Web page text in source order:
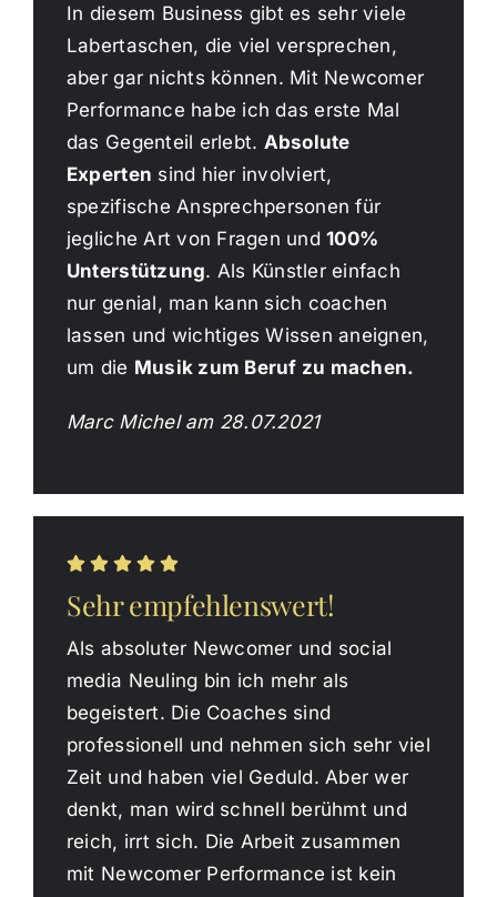
In diesem Business gibt es sehr viele
Labertaschen, die viel versprechen,
aber gar nichts können. Mit Newcomer
Performance habe ich das erste Mal
das Gegenteil erlebt. Absolute
Experten sind hier involviert,
spezifische Ansprechpersonen für
jegliche Art von Fragen und100%
Unterstützung. Als Künstler einfach
nur genial, man kann sich coachen
lassen und wichtiges Wissen aneignen,
um die Musik zum Beruf zu machen.
Marc Michel am 28.07.2021
Sehr empfehlenswert!
Als absoluter Newcomer und social
media Neuling bin ich mehr als
begeistert. Die Coaches sind
professionell und nehmen sich sehr viel
Zeit und haben viel Geduld. Aber wer
denkt, man wird schnell berühmt und
reich, irrt sich. Die Arbeit zusammen
mit Newcomer Performance ist kein